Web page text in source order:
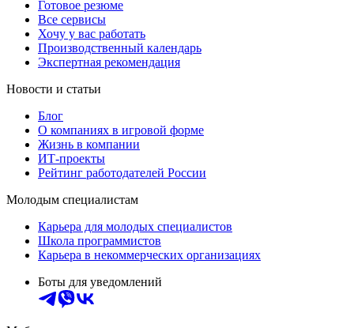
Готовое резюме
Все сервисы
Хочу у вас работать
Производственный календарь
Экспертная рекомендация
Новости и статьи
Блог
О компаниях в игровой форме
Жизнь в компании
ИТ-проекты
Рейтинг работодателей России
Молодым специалистам
Карьера для молодых специалистов
Школа программистов
Карьера в некоммерческих организациях
Боты для уведомлений